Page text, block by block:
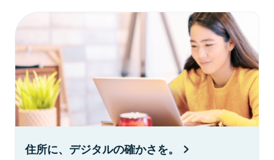
住所に、デジタルの確かさを。